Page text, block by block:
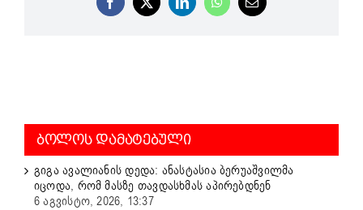
Facebook
X LinkedInWhatsApp
Email
ᲑᲝᲚᲝᲡ ᲓᲐᲛᲐᲢᲔᲑᲣᲚᲘ
გიგა ავალიანის დედა: ანასტასია ბერუაშვილმა
იცოდა, რომ მასზე თავდასხმას აპირებდნენ
6 აგვისტო, 2026, 13:37